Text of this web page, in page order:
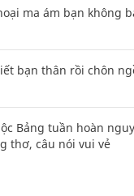
ma ám bạn không
bạn thân rồi chôn
Bảng tuần hoàn
thơ, câu nói vui vẻ